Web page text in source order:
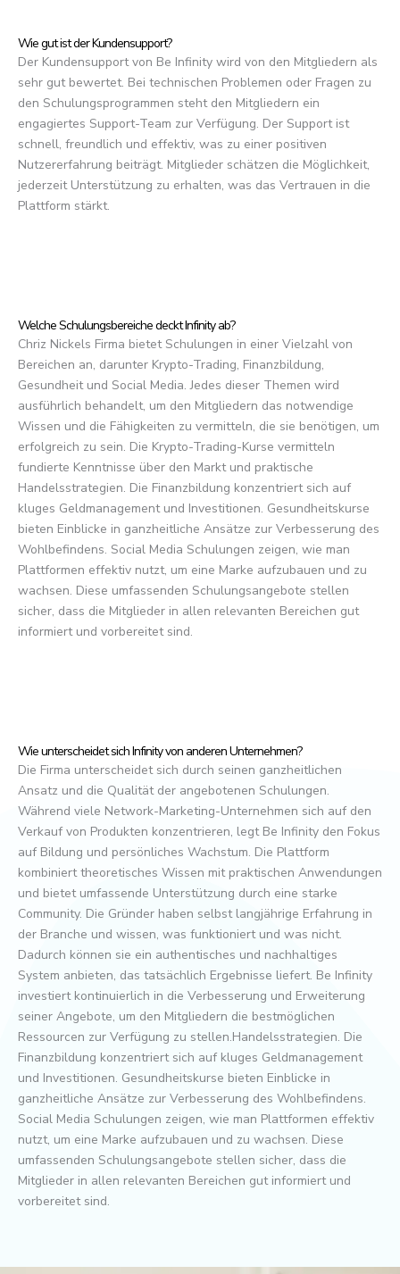
Wie gut ist der Kundensupport?
Der Kundensupport von Be Infinity wird von den Mitgliedern als
sehr gut bewertet. Bei technischen Problemen oder Fragen zu
den Schulungsprogrammen steht den Mitgliedern ein
engagiertes Support-Team zur Verfügung. Der Support ist
schnell, freundlich und effektiv, was zu einer positiven
Nutzererfahrung beiträgt. Mitglieder schätzen die Möglichkeit,
jederzeit Unterstützung zu erhalten, was das Vertrauen in die
Plattform stärkt.
Welche Schulungsbereiche deckt Infinity ab?
Chriz Nickels Firma bietet Schulungen in einer Vielzahl von
Bereichen an, darunter Krypto-Trading, Finanzbildung,
Gesundheit und Social Media. Jedes dieser Themen wird
ausführlich behandelt, um den Mitgliedern das notwendige
Wissen und die Fähigkeiten zu vermitteln, die sie benötigen, um
erfolgreich zu sein. Die Krypto-Trading-Kurse vermitteln
fundierte Kenntnisse über den Markt und praktische
Handelsstrategien. Die Finanzbildung konzentriert sich auf
kluges Geldmanagement und Investitionen. Gesundheitskurse
bieten Einblicke in ganzheitliche Ansätze zur Verbesserung des
Wohlbefindens. Social Media Schulungen zeigen, wie man
Plattformen effektiv nutzt, um eine Marke aufzubauen und zu
wachsen. Diese umfassenden Schulungsangebote stellen
sicher, dass die Mitglieder in allen relevanten Bereichen gut
informiert und vorbereitet sind.
Wie unterscheidet sich Infinity von anderen Unternehmen?
Die Firma unterscheidet sich durch seinen ganzheitlichen
Ansatz und die Qualität der angebotenen Schulungen.
Während viele Network-Marketing-Unternehmen sich auf den
Verkauf von Produkten konzentrieren, legt Be Infinity den Fokus
auf Bildung und persönliches Wachstum. Die Plattform
kombiniert theoretisches Wissen mit praktischen Anwendungen
und bietet umfassende Unterstützung durch eine starke
Community. Die Gründer haben selbst langjährige Erfahrung in
der Branche und wissen, was funktioniert und was nicht.
Dadurch können sie ein authentisches und nachhaltiges
System anbieten, das tatsächlich Ergebnisse liefert. Be Infinity
investiert kontinuierlich in die Verbesserung und Erweiterung
seiner Angebote, um den Mitgliedern die bestmöglichen
Ressourcen zur Verfügung zu stellen.Handelsstrategien. Die
Finanzbildung konzentriert sich auf kluges Geldmanagement
und Investitionen. Gesundheitskurse bieten Einblicke in
ganzheitliche Ansätze zur Verbesserung des Wohlbefindens.
Social Media Schulungen zeigen, wie man Plattformen effektiv
nutzt, um eine Marke aufzubauen und zu wachsen. Diese
umfassenden Schulungsangebote stellen sicher, dass die
Mitglieder in allen relevanten Bereichen gut informiert und
vorbereitet sind.